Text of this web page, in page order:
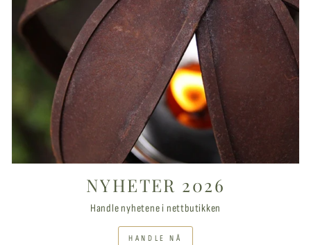
NYHETER 2026
Handle nyhetene i nettbutikken
HANDLE NÅ